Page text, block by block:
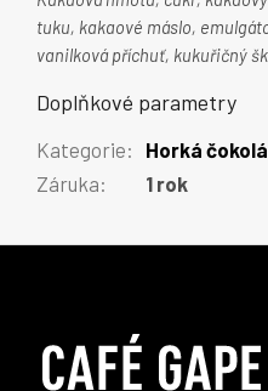
tuku, kakaové máslo,
vanilková příchuť, kukuřičný
Doplňkové parametry
Kategorie:
Horká
Záruka: 1 rok